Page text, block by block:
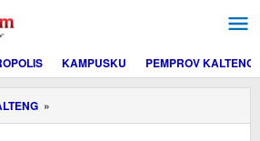
KAMPUSKU PEMPROV KALTENG
»
Mohon